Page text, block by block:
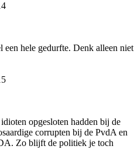
hele gedurfte. Denk alleen niet
opgesloten hadden bij de
corrupten bij de PvdA en
Zo blijft de politiek je toch